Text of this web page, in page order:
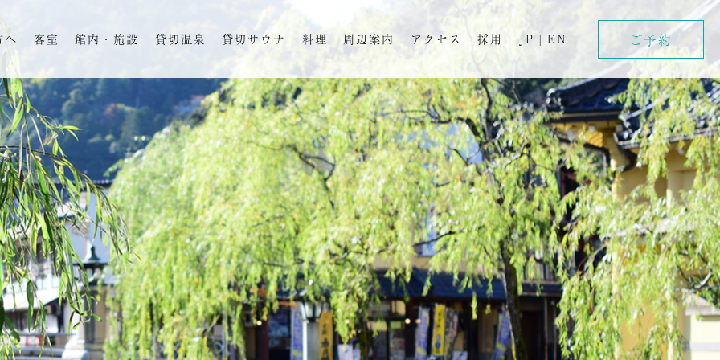
へ 客室 館内・施設 貸切温泉 貸切サウナ 料理 周辺案内 アクセス 採用 JP | EN ご予約